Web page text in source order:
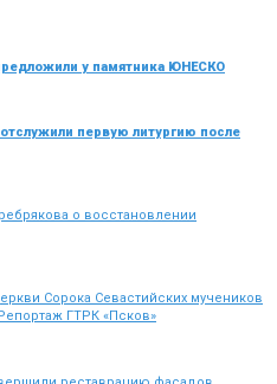
у памятника ЮНЕСКО
первую литургию после
о восстановлении
Сорока Севастийских мучеников
ГТРК «Псков»